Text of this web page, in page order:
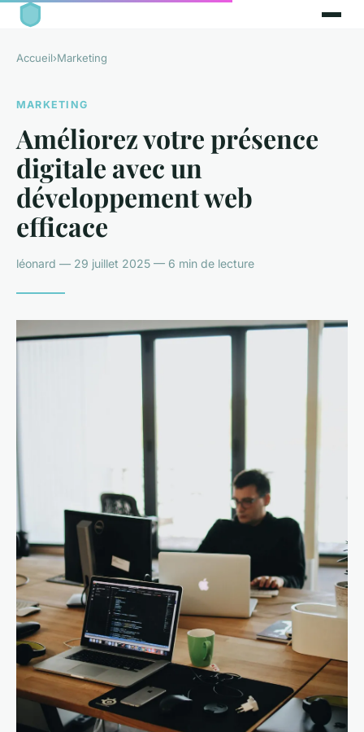
Accueil›Marketing
MARKETING
Améliorez votre présence
digitale avec un
développement web
efficace
léonard — 29 juillet 2025 — 6 min de lecture